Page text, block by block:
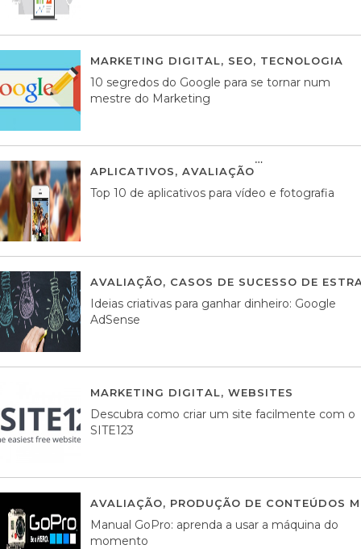
MARKETING DIGITAL, SEO, TECNOLOGIA
10 segredos do Google para se tornar num
mestre do Marketing
APLICATIVOS, AVALIAÇÃO
Top 10 de aplicativos para vídeo e fotografia
AVALIAÇÃO, CASOS DE SUCESSO DE
Ideias criativas para ganhar dinheiro: Google
AdSense
MARKETING DIGITAL, WEBSITES
Descubra como criar um site facilmente com o
SITE123
AVALIAÇÃO, PRODUÇÃO DE CONTEÚDOS
Manual GoPro: aprenda a usar a máquina do
momento